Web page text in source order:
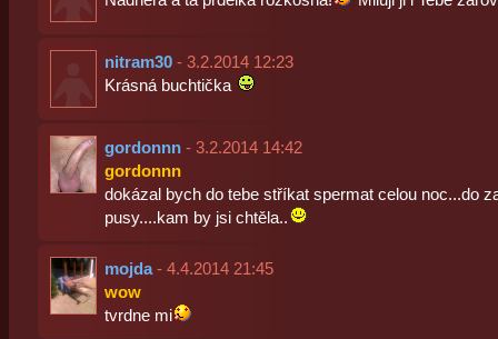
nitram30- 3.2.2014 12:23
Krásná buchtička
gordonnn- 3.2.2014 14:42
gordonnn
dokázal bych do tebe stříkat spermat celou noc...do
pusy....kam by jsi chtěla..
mojda- 4.4.2014 21:45
wow
tvrdne mi